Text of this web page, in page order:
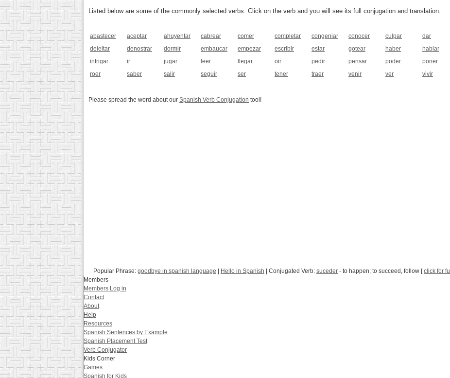
Listed below are some of the commonly selected verbs. Click on the verb and you will see its full conjugation and translation.
abastecer aceptar ahuyentar cabrear comer completar congeniar conocer culpar dar
deleitar
denostrar dormir embaucar empezar escribir estar gotear haber hablar
intrigar
ir jugar leer llegar oir pedir pensar poder poner
roer
saber salir seguir ser tener traer venir ver vivir
Please spread the word about our Spanish Verb Conjugation tool!
Popular Phrase: goodbye in spanish language Hello in Spanish | Conjugated Verb: suceder - to happen; to succeed, follow [click for
Members
Members Log in
Contact
About
Help
Resources
Spanish Sentences by Example
Spanish Placement Test
Verb Conjugator
Kids Corner
Games
Spanish for Kids